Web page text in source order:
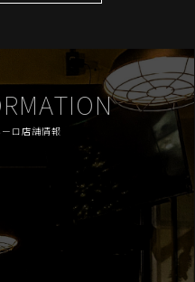
ロ店舗情報